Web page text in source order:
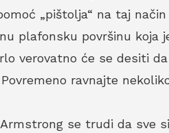
„pištolja“ na taj
plafonsku površinu koja
verovatno će se desiti
ravnajte
se trudi da sve